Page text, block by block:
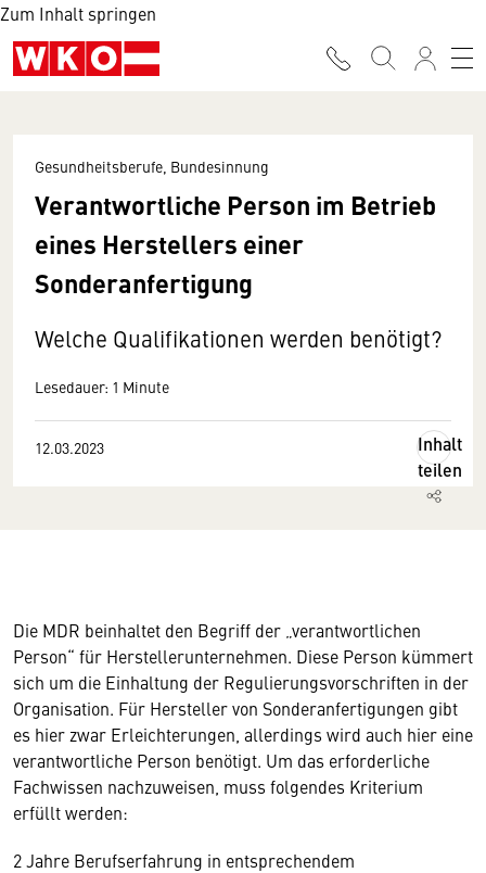
Zum Inhalt springen
Gesundheitsberufe, Bundesinnung
Verantwortliche Person im Betrieb
eines Herstellers einer
Sonderanfertigung
Welche Qualifikationen werden benötigt?
Lesedauer: 1 Minute
12.03.2023
Inhalt
teilen
Die MDR beinhaltet den Begriff der „verantwortlichen
Person“ für Herstellerunternehmen. Diese Person kümmert
sich um die Einhaltung der Regulierungsvorschriften in der
Organisation. Für Hersteller von Sonderanfertigungen gibt
es hier zwar Erleichterungen, allerdings wird auch hier eine
verantwortliche Person benötigt. Um das erforderliche
Fachwissen nachzuweisen, muss folgendes Kriterium
erfüllt werden:
2 Jahre Berufserfahrung in entsprechendem